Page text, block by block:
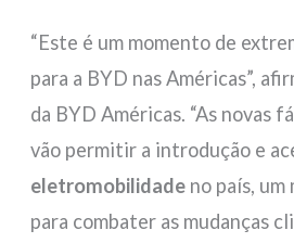
“Este é um momento de
para a BYD nas Américas”,
da BYD Américas. “As novas
vão permitir a introdução e
eletromobilidade no país,
para combater as mudanças